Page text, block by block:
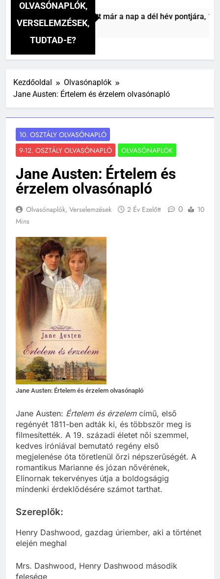
OLVASÓNAPLÓK,
VERSELEMZÉSEK,
TUDTAD-E?
A dél (Felhágott már a nap a dél hév pontjára, 1794)
Kezdőoldal
Olvasónaplók
Jane Austen: Értelem és érzelem olvasónapló
10. OSZTÁLY OLVASÓNAPLÓ
9-12. OSZTÁLY OLVASÓNAPLÓ
OLVASÓNAPLÓK
Jane Austen: Értelem és
érzelem olvasónapló
Olvasónaplók, Verselemzések 2 Év Ezelőtt 0
10
Mins
Jane Austen: Értelem és érzelem olvasónapló
Jane Austen: Értelem és érzelemcímű, első
regényét 1811-ben adták ki, és többször meg is
filmesítették. A 19. századi életet női szemmel,
kedves iróniával bemutató regény első
megjelenése óta töretlenül őrzi népszerűségét. A
romantikus Marianne és józan nővérének,
Elinornak tekervényes útja a boldogságig
mindenki érdeklődésére számot tarthat.
Szereplők:
Henry Dashwood, gazdag úriember, aki a történet
elején meghal
Mrs. Dashwood, Henry Dashwood második
felesége